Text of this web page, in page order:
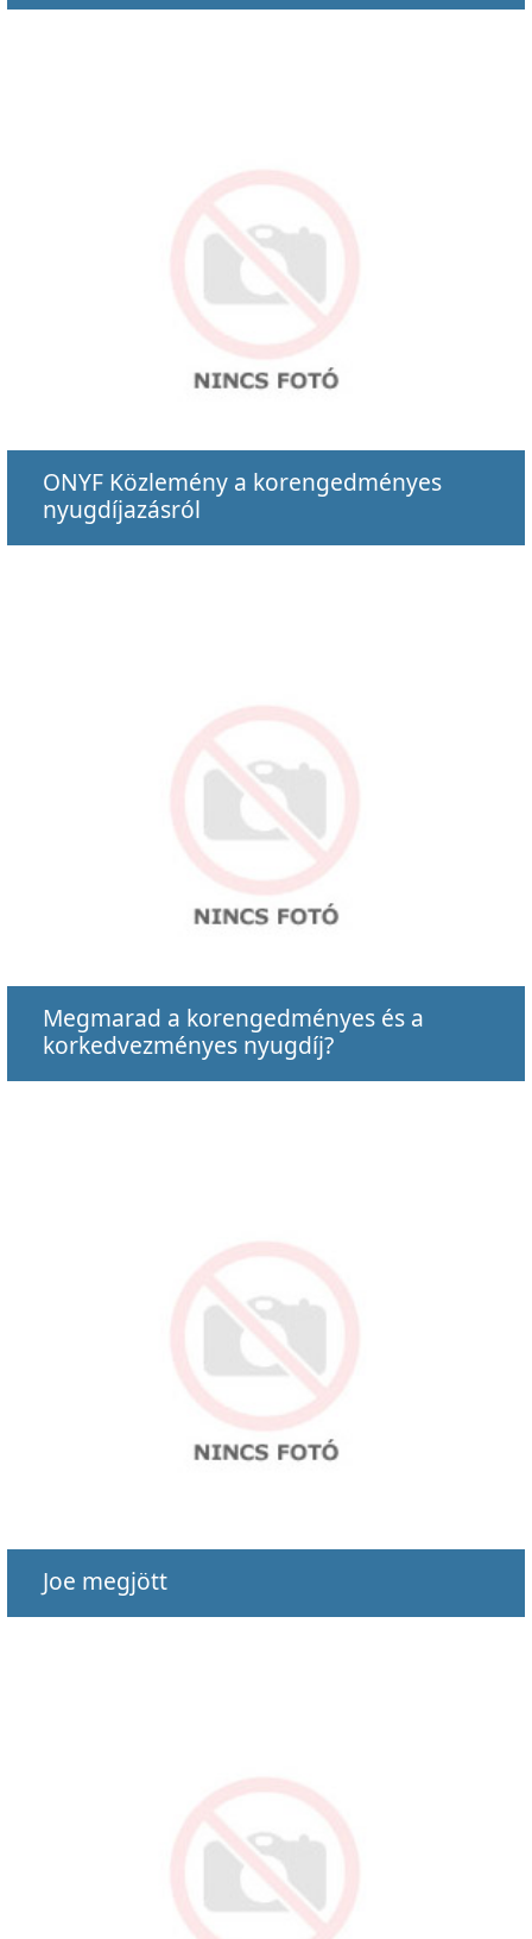
ONYF Közlemény a korengedményes
nyugdíjazásról
Megmarad a korengedményes és a
korkedvezményes nyugdíj?
Joe megjött